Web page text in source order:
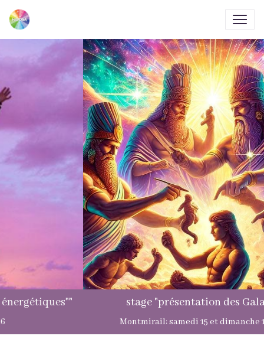
stage "présentation des Galactiques"
Montmirail: samedi 15 et dimanche 16 août 2026